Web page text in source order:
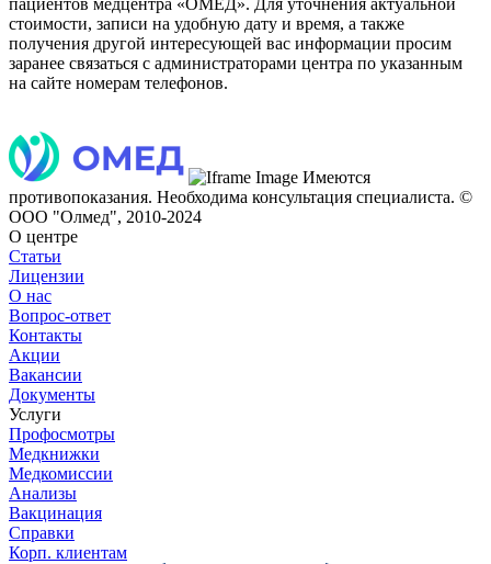
пациентов медцентра «ОМЕД». Для уточнения актуальной
стоимости, записи на удобную дату и время, а также
получения другой интересующей вас информации просим
заранее связаться с администраторами центра по указанным
на сайте номерам телефонов.
Имеются
противопоказания. Необходима консультация специалиста. ©
ООО "Олмед", 2010-2024
О центре
Статьи
Лицензии
О нас
Вопрос-ответ
Контакты
Акции
Вакансии
Документы
Услуги
Профосмотры
Медкнижки
Медкомиссии
Анализы
Вакцинация
Справки
Корп. клиентам